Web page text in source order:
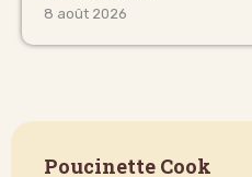
8 août 2026
Poucinette Cook